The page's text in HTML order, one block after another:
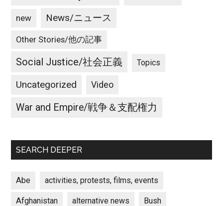
new News/ニュース
Other Stories/他の記事
Social Justice/社会正義 Topics
Uncategorized Video
War and Empire/戦争＆支配権力
SEARCH DEEPER
Abe activities, protests, films, events
Afghanistan alternative news Bush